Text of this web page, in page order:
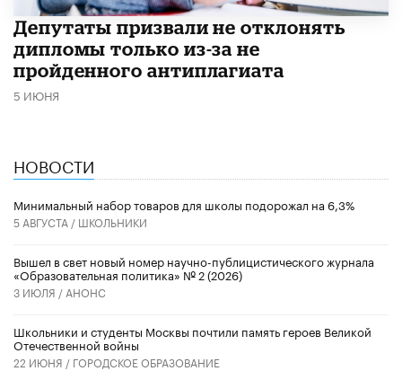
Депутаты призвали не отклонять
дипломы только из-за не
пройденного антиплагиата
5 ИЮНЯ
НОВОСТИ
Минимальный набор товаров для школы подорожал на 6,3%
5 АВГУСТА / ШКОЛЬНИКИ
Вышел в свет новый номер научно-публицистического журнала
«Образовательная политика» № 2 (2026)
3 ИЮЛЯ / АНОНС
Школьники и студенты Москвы почтили память героев Великой
Отечественной войны
22 ИЮНЯ / ГОРОДСКОЕ ОБРАЗОВАНИЕ